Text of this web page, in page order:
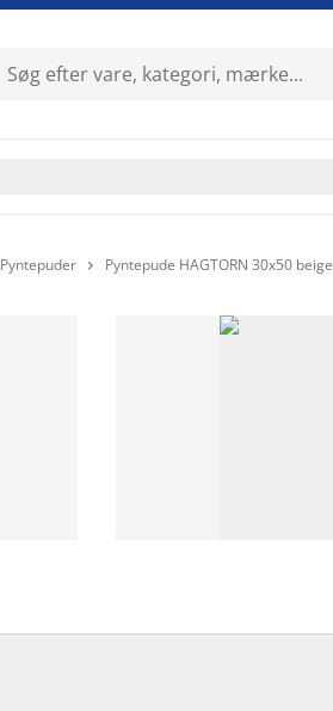
Pyntepuder  Pyntepude HAGTORN 30x50 beige